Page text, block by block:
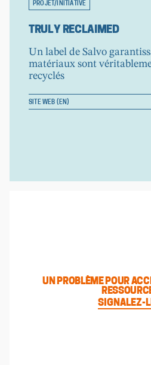
PROJET/INITIATIVE
TRULY RECLAIMED
Un label de Salvo
matériaux sont
recyclés
SITE WEB (EN)
UN PROBLÈME POUR
SIGNALEZ-